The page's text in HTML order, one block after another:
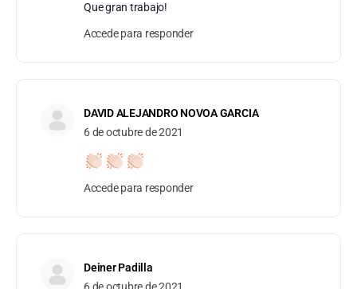
Que gran trabajo!
Accede para responder
DAVID ALEJANDRO NOVOA GARCIA
6 de octubre de 2021
Accede para responder
Deiner Padilla
6 de octubre de 2021